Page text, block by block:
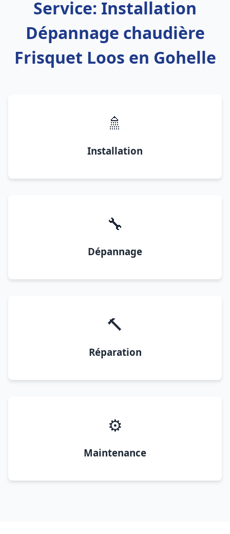
Service: Installation
Dépannage chaudière
Frisquet Loos en Gohelle
🚿
Installation
🔧
Dépannage
🔨
Réparation
⚙️
Maintenance